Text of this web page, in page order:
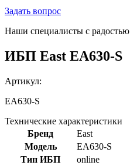
Задать вопрос
Наши специалисты с
ИБП East EA630-S
Артикул:
EA630-S
Технические характеристики
Бренд
East
Модель
EA630-S
Тип ИБП
online